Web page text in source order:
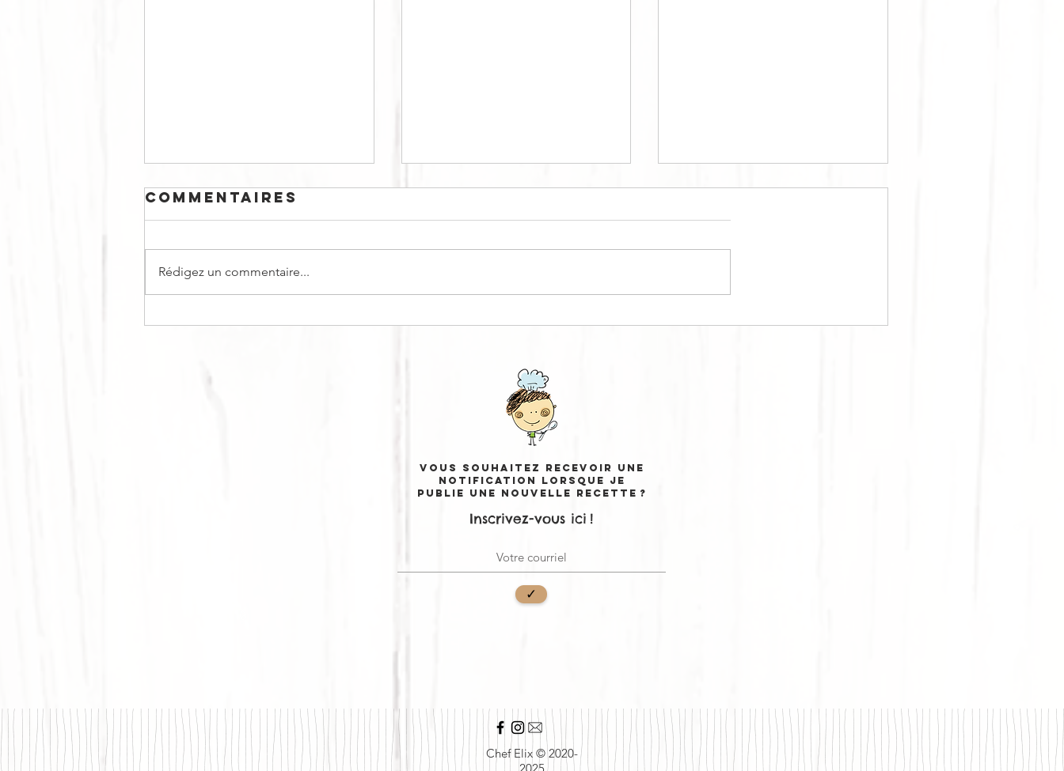
Commentaires
Rédigez un commentaire...
Vous souhaitez recevoir une
notification lorsque je
publie une nouvelle recette ?
Inscrivez-vous ici !
✓
Chef Elix © 2020-